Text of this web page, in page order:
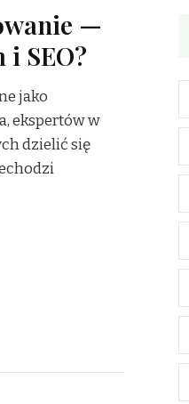
—
SEO?
jako
ekspertów w
dzielić się